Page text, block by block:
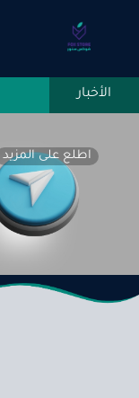
اطلع على المزيد